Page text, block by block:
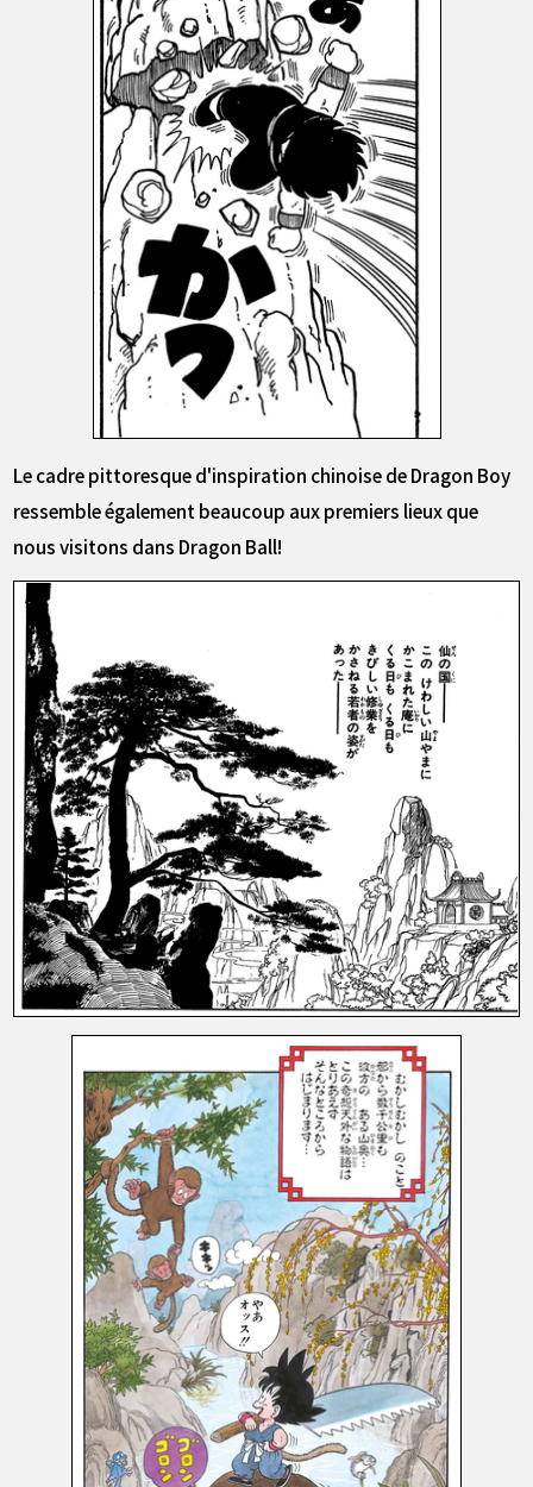
Le cadre pittoresque d'inspiration chinoise de Dragon Boy
ressemble également beaucoup aux premiers lieux que
nous visitons dans Dragon Ball!